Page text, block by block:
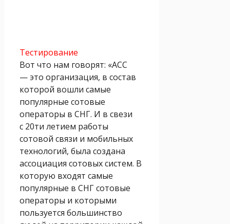
Тестирование
Вот что нам говорят: «АСС
— это организация, в состав
которой вошли самые
популярные сотовые
операторы в СНГ. И в свези
с 20ти летием работы
сотовой связи и мобильных
технологий, была создана
ассоциация сотовых систем. В
которую входят самые
популярные в СНГ сотовые
операторы и которыми
пользуется большинство